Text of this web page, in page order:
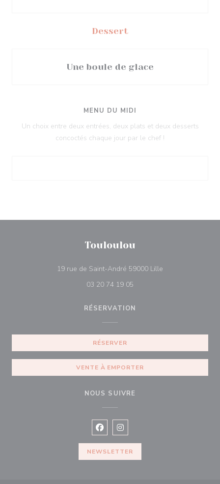
Dessert
Une boule de glace
MENU DU MIDI
Un choix entre deux entrées, deux plats et deux desserts
concoctés chaque jour par le chef !
Touloulou
19 rue de Saint-André 59000 Lille
03 20 74 19 05
RÉSERVATION
RÉSERVER
VENTE À EMPORTER
NOUS SUIVRE
Facebook ((ouvre une nouvelle
Instagram ((ouvre une
NEWSLETTER